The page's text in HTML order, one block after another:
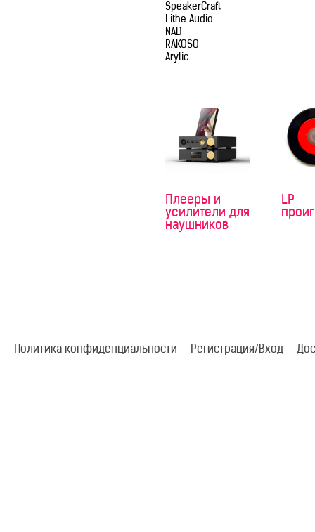
SpeakerCraft
Lithe Audio
NAD
RAKOSO
Arylic
Плееры и
усилители для
наушников
LP
Политика конфиденциальности Регистрация/Вход